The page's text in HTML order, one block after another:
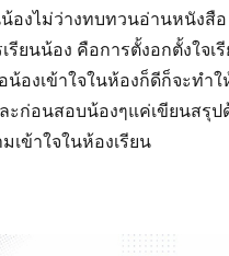
น้องไม่ว่างทบทวนอ่านหนังสือ
รียนน้อง คือการตั้งอกตั้งใจเ
น้องเข้าใจในห้องก็ดีก็จะทำ
ะก่อนสอบน้องๆแค่เขียนสรุป
เข้าใจในห้องเรียน